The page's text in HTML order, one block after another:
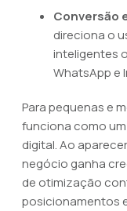
Conversão
direciona o
inteligentes
WhatsApp e
Para pequenas e
funciona como
digital. Ao
negócio ganha
de otimização
posicionamentos